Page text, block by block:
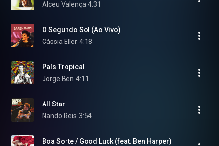
Alceu Valença 4:31
O Segundo Sol (Ao Vivo)
Cássia Eller 4:18
País Tropical
Jorge Ben 4:11
All Star
Nando Reis 3:54
Boa Sorte / Good Luck (feat. Ben Harper)